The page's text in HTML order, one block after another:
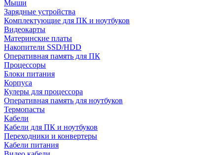
Мыши
Зарядные устройства
Комплектующие для ПК и ноутбуков
Видеокарты
Материнские платы
Накопители SSD/HDD
Оперативная память для ПК
Процессоры
Блоки питания
Корпуса
Кулеры для процессора
Оперативная память для ноутбуков
Термопасты
Кабели
Кабели для ПК и ноутбуков
Переходники и конвертеры
Кабели питания